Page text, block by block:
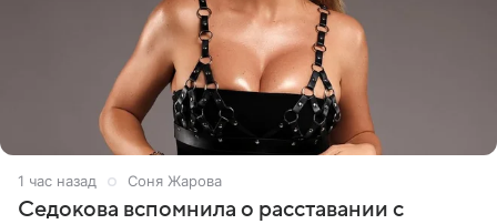
1 час назад Соня Жарова
Седокова вспомнила о расставании с